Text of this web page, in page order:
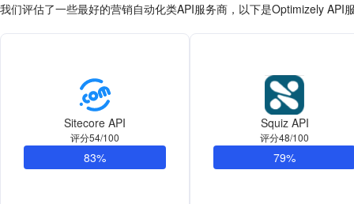
我们评估了一些最好的营销自动化类API服务商，以下是Optimizely API
Sitecore API
评分54/100
83%
Squiz API
评分48/100
79%